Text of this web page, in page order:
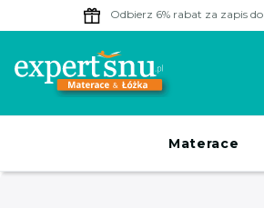
Odbierz 6% rabat za zapis
Materace